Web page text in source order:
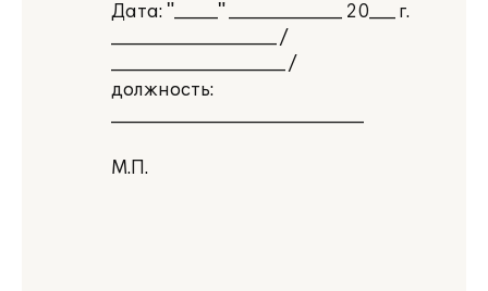
Дата: "_____" _____________ 20___ г.
___________________ /
____________________ /
должность:
_____________________________
М.П.